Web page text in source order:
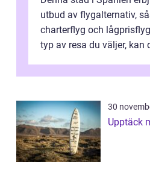
utbud av flygalternativ,
charterflyg och
typ av resa du väljer,
30
Upptäck